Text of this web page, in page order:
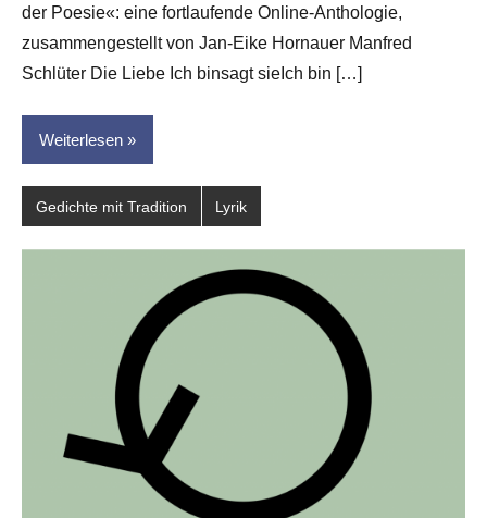
für
dasgedichtblog
der Poesie«: eine fortlaufende Online-Anthologie,
zusammengestellt von Jan-Eike Hornauer Manfred
Schlüter Die Liebe Ich binsagt sieIch bin […]
Weiterlesen
Gedichte mit Tradition Lyrik